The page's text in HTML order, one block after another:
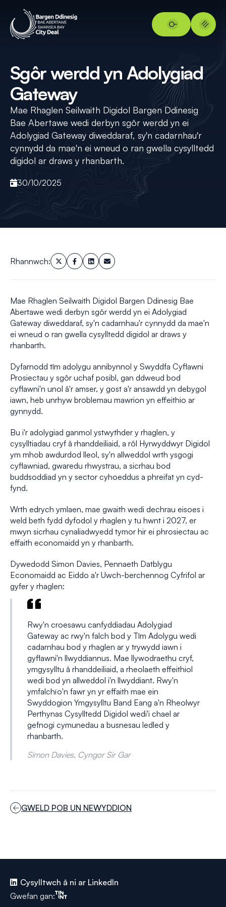
Sgôr werdd yn Adolygiad
Gateway
Mae Rhaglen Seilwaith Digidol Bargen Ddinesig
Bae Abertawe wedi derbyn sgôr werdd yn ei
Adolygiad Gateway diweddaraf, sy'n cadarnhau'r
cynnydd da mae'n ei wneud o ran gwella cysylltedd
digidol ar draws y rhanbarth.
30/10/2025
Rhannwch:
Mae Rhaglen Seilwaith Digidol Bargen Ddinesig Bae
Abertawe wedi derbyn sgôr werdd yn ei Adolygiad
Gateway diweddaraf, sy'n cadarnhau'r cynnydd da mae'n
ei wneud o ran gwella cysylltedd digidol ar draws y
rhanbarth.
Dyfarnodd tîm adolygu annibynnol y Swyddfa Cyflawni
Prosiectau y sgôr uchaf posibl, gan ddweud bod
cyflawni'n unol â'r amser, y gost a'r ansawdd yn debygol
iawn, heb unrhyw broblemau mawrion yn effeithio ar
gynnydd.
Bu i'r adolygiad ganmol ystwythder y rhaglen, y
cysylltiadau cryf â rhanddeiliaid, a rôl Hyrwyddwyr Digidol
ym mhob awdurdod lleol, sy'n allweddol wrth ysgogi
cyflawniad, gwaredu rhwystrau, a sicrhau bod
buddsoddiad yn y sector cyhoeddus a phreifat yn cyd-
fynd.
Wrth edrych ymlaen, mae gwaith wedi dechrau eisoes i
weld beth fydd dyfodol y rhaglen y tu hwnt i 2027, er
mwyn sicrhau cynaliadwyedd tymor hir ei phrosiectau ac
effaith economaidd yn y rhanbarth.
Dywedodd Simon Davies, Pennaeth Datblygu
Economaidd ac Eiddo a'r Uwch-berchennog Cyfrifol ar
gyfer y rhaglen:
Rwy'n croesawu canfyddiadau Adolygiad
Gateway ac rwy'n falch bod y Tîm Adolygu wedi
cadarnhau bod y rhaglen ar y trywydd iawn i
gyflawni'n llwyddiannus. Mae llywodraethu cryf,
ymgysylltu â rhanddeiliaid, a rheolaeth effeithiol
wedi bod yn allweddol i'n llwyddiant. Rwy'n
ymfalchïo'n fawr yn yr effaith mae ein
Swyddogion Ymgysylltu Band Eang a'n Rheolwyr
Perthynas Cysylltedd Digidol wedi'i chael ar
gefnogi cymunedau a busnesau ledled y
rhanbarth.
Simon Davies, Cyngor Sir Gar
GWELD POB UN NEWYDDION
Cysylltwch â ni ar LinkedIn
Gwefan gan:Tinint